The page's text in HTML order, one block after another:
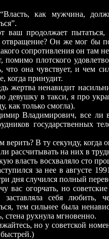
*
как мужчина, должна
ваш продолжает
Он же мог бы
сопротивления он там
плотского
что она чувствует, и чем
когда принудит.
ненавидит
девушку в такси, я про
как только смогла).
все ли вас
государственных
В ту секунду, когда
на них в
власть восхваляло сто
за нее в августе
дня случился полный
огорчать, но советские
заставляла себя любить,
тем сильнее была
стена рухнула мгновенно.
но у советской